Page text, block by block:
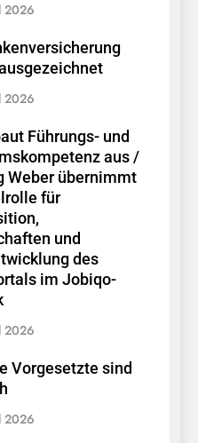
2026
2026
Führungs- und
aus /
Weber übernimmt
für
und
des
im Jobiqo-
2026
Vorgesetzte sind
2026